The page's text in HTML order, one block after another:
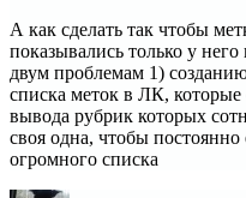
А как сделать так чтобы
показывались только у
двум проблемам 1)
списка меток в ЛК, которые
вывода рубрик которых
своя одна, чтобы
огромного списка